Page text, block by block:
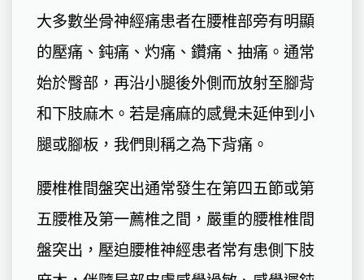
大多數坐骨神經痛患者在腰椎部旁有明顯
的壓痛、鈍痛、灼痛、鑽痛、抽痛。通常
始於臀部，再沿小腿後外側而放射至腳背
和下肢麻木。若是痛麻的感覺未延伸到小
腿或腳板，我們則稱之為下背痛。
腰椎椎間盤突出通常發生在第四五節或第
五腰椎及第一薦椎之間，嚴重的腰椎椎間
盤突出，壓迫腰椎神經患者常有患側下肢